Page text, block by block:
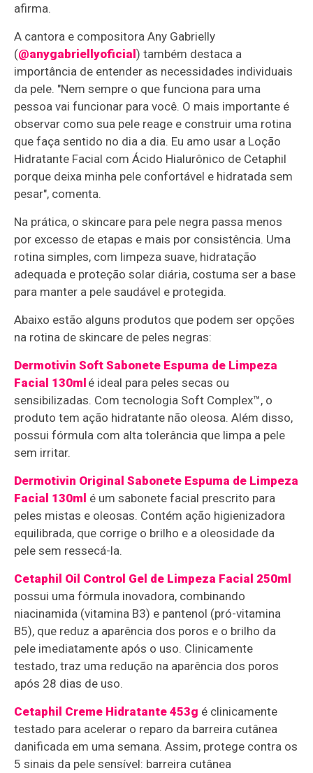
afirma.
A cantora e compositora Any Gabrielly
(@anygabriellyoficial) também destaca a
importância de entender as necessidades individuais
da pele. "Nem sempre o que funciona para uma
pessoa vai funcionar para você. O mais importante é
observar como sua pele reage e construir uma rotina
que faça sentido no dia a dia. Eu amo usar a Loção
Hidratante Facial com Ácido Hialurônico de Cetaphil
porque deixa minha pele confortável e hidratada sem
pesar", comenta.
Na prática, o skincare para pele negra passa menos
por excesso de etapas e mais por consistência. Uma
rotina simples, com limpeza suave, hidratação
adequada e proteção solar diária, costuma ser a base
para manter a pele saudável e protegida.
Abaixo estão alguns produtos que podem ser opções
na rotina de skincare de peles negras:
Dermotivin Soft Sabonete Espuma de Limpeza
Facial 130ml é ideal para peles secas ou
sensibilizadas. Com tecnologia Soft Complex™, o
produto tem ação hidratante não oleosa. Além disso,
possui fórmula com alta tolerância que limpa a pele
sem irritar.
Dermotivin Original Sabonete Espuma de Limpeza
Facial 130ml é um sabonete facial prescrito para
peles mistas e oleosas. Contém ação higienizadora
equilibrada, que corrige o brilho e a oleosidade da
pele sem ressecá-la.
Cetaphil Oil Control Gel de Limpeza Facial 250ml
possui uma fórmula inovadora, combinando
niacinamida (vitamina B3) e pantenol (pró-vitamina
B5), que reduz a aparência dos poros e o brilho da
pele imediatamente após o uso. Clinicamente
testado, traz uma redução na aparência dos poros
após 28 dias de uso.
Cetaphil Creme Hidratante 453g é clinicamente
testado para acelerar o reparo da barreira cutânea
danificada em uma semana. Assim, protege contra os
5 sinais da pele sensível: barreira cutânea